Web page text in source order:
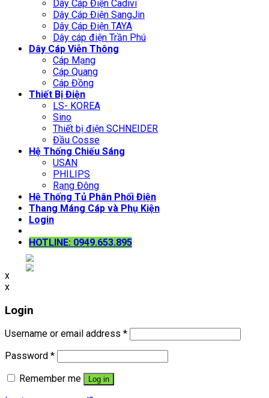
Dây Cáp Điện Cadivi
Dây Cáp Điện SangJin
Dây Cáp Điện TAYA
Dây cáp điện Trần Phú
Dây Cáp Viễn Thông
Cáp Mạng
Cáp Quang
Cáp Đồng
Thiết Bị Điện
LS- KOREA
Sino
Thiết bị điện SCHNEIDER
Đầu Cosse
Hệ Thống Chiếu Sáng
USAN
PHILIPS
Rạng Đông
Hệ Thống Tủ Phân Phối Điện
Thang Máng Cáp và Phụ Kiện
Login
HOTLINE: 0949.653.895
x
x
Login
Username or email address *
Password *
Remember me
Log in